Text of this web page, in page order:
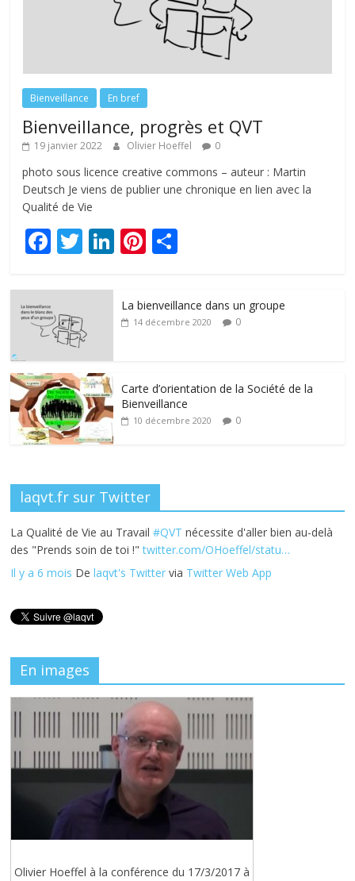
Bienveillance En bref
Bienveillance, progrès et QVT
19 janvier 2022 Olivier Hoeffel 0
photo sous licence creative commons – auteur : Martin
Deutsch Je viens de publier une chronique en lien avec la
Qualité de Vie
F
e
b
o
o
k
T
itt
er
Li
e
Pi
e g
La bienveillance dans un groupe
14 décembre 2020 0
Carte d’orientation de la Société de la
Bienveillance
10 décembre 2020 0
laqvt.fr sur Twitter
La Qualité de Vie au Travail#QVT nécessite d'aller bien au-delà
des "Prends soin de toi !"twitter.com/OHoeffel/statu…
Il y a 6 mois Delaqvt's Twitter via Twitter Web App
En images
Olivier Hoeffel à la conférence du 17/3/2017 à